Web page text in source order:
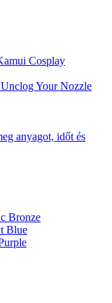
Cosplay
Your Nozzle
anyagot, időt és
Bronze
Blue